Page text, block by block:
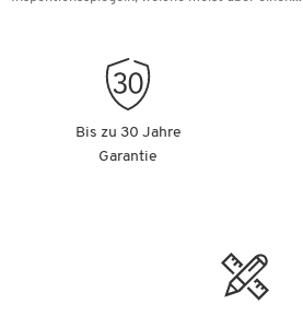
Bis zu 30 Jahre
Garantie